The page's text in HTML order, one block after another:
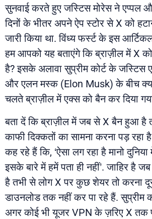
सुनवाई करते हुए जस्टिस मोरेस ने एप्पल
दिनों के भीतर अपने ऐप स्टोर से X को
जारी किया था. विंध्य फर्स्ट के इस
हम आपको यह बताएंगे कि ब्राज़ील में X
है? इसके अलावा सुप्रीम कोर्ट के जस्टिस
और एलन मस्क (Elon Musk) के बीच
चलते ब्राज़ील में एक्स को बैन कर दिया
बता दें कि ब्राज़ील में जब से X बैन हुआ है
काफी दिक्कतों का सामना करना पड़ रहा
कह रहे हैं कि, ‘ऐसा लग रहा है मानो दुनिया
इसके बारे में हमें पता ही नहीं’. जाहिर है
है तभी से लोग X पर कुछ शेयर तो करना
डाउनलोड तक नहीं कर पा रहे हैं. सुप्रीम
अगर कोई भी यूजर VPN के ज़रिए X तक